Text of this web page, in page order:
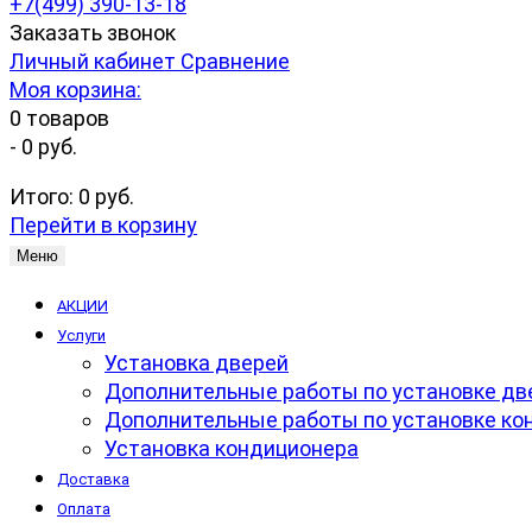
Заказать звонок
Личный кабинет Сравнение
Моя корзина:
0 товаров
- 0 руб.
Итого: 0 руб.
Перейти в корзину
Меню
АКЦИИ
Услуги
Установка дверей
Дополнительные работы по установке
Дополнительные работы по установке
Установка кондиционера
Доставка
Оплата